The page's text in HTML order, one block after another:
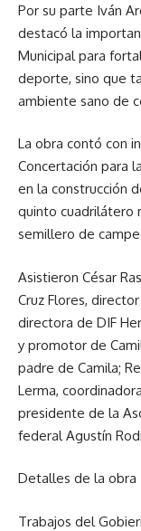
Por su parte Iván
destacó la
Municipal para
deporte, sino que
ambiente sano de
La obra contó con
Concertación para
en la construcción
quinto cuadrilátero
semillero de
Asistieron César
Cruz Flores,
directora de DIF
y promotor de
padre de Camila;
Lerma,
presidente de la
federal Agustín
Detalles de la obra
Trabajos del